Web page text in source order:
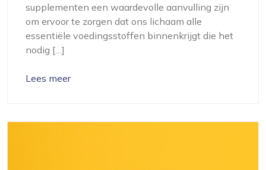
supplementen een waardevolle aanvulling zijn
om ervoor te zorgen dat ons lichaam alle
essentiële voedingsstoffen binnenkrijgt die het
nodig […]
Lees meer